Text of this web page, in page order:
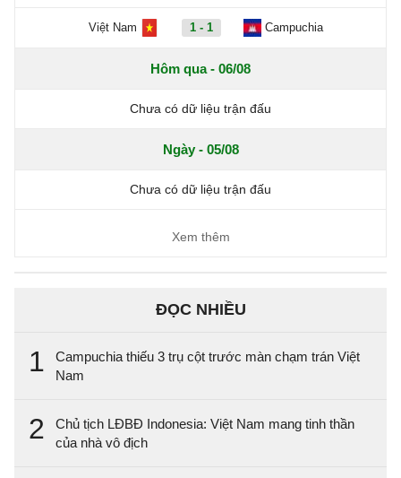
Việt Nam 1 - 1 Campuchia
Hôm qua - 06/08
Chưa có dữ liệu trận đấu
Ngày - 05/08
Chưa có dữ liệu trận đấu
Xem thêm
ĐỌC NHIỀU
1
Campuchia thiếu 3 trụ cột trước màn chạm trán Việt
Nam
2
Chủ tịch LĐBĐ Indonesia: Việt Nam mang tinh thần
của nhà vô địch